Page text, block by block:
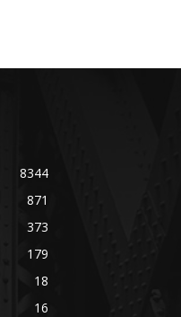
8344
871
373
179
18
16